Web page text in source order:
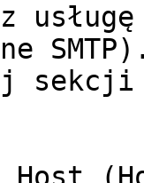
SMTP).
sekcji